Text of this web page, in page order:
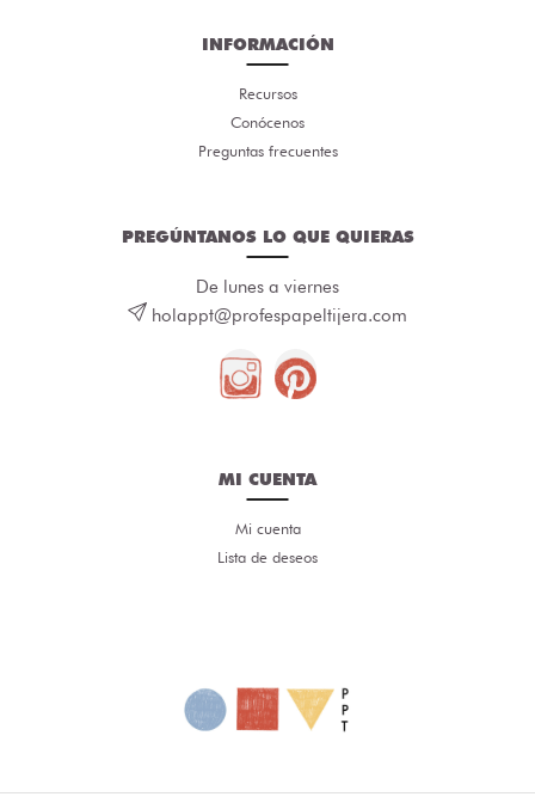
INFORMACIÓN
Recursos
Conócenos
Preguntas frecuentes
PREGÚNTANOS LO QUE QUIERAS
De lunes a viernes
holappt@profespapeltijera.com
MI CUENTA
Mi cuenta
Lista de deseos